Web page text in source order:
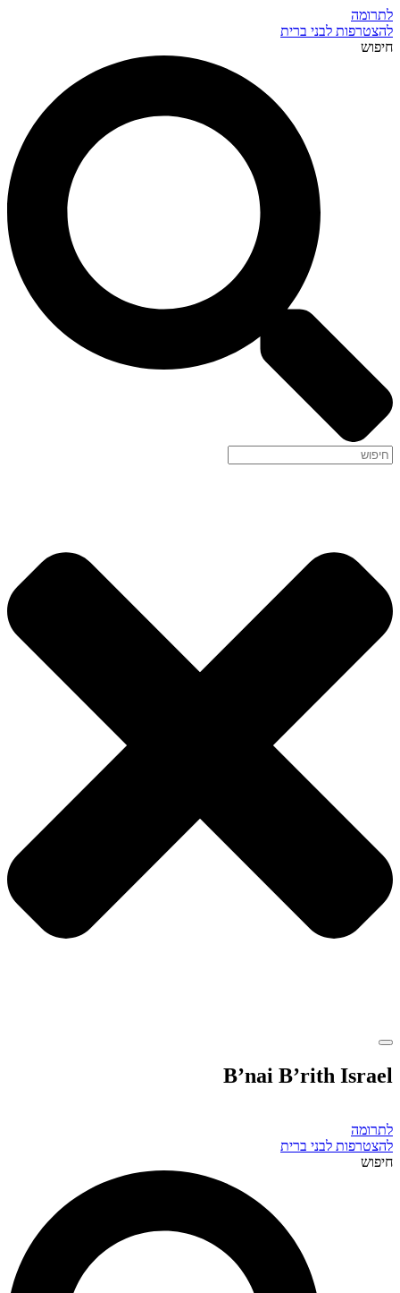
לתרומה
להצטרפות לבני ברית
חיפוש
B’nai B’rith Israel
לתרומה
להצטרפות לבני ברית
חיפוש